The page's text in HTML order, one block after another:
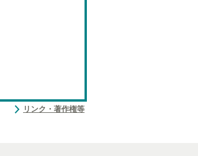
リンク・著作権等